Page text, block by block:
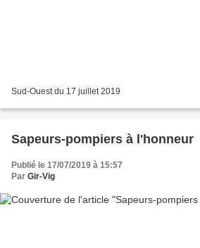
Sud-Ouest du 17 juillet 2019
Sapeurs-pompiers à l'honneur
Publié le 17/07/2019 à 15:57
Par Gir-Vig